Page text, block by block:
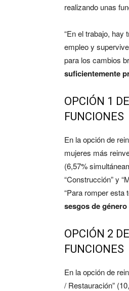
realizando unas
“En el trabajo, hay
empleo y
para los cambios
suficientemente
OPCIÓN 1
FUNCIONES
En la opción de
mujeres más
(6,57%
“Construcción” y
“Para romper esta
sesgos de género
OPCIÓN 2
FUNCIONES
En la opción de
/ Restauración”